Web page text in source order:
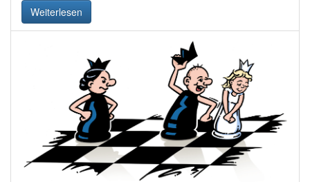
Weiterlesen